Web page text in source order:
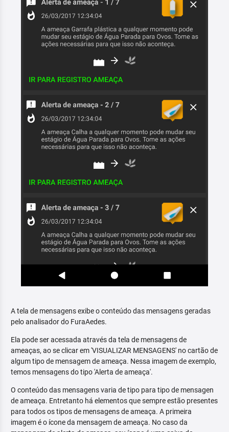
A tela de mensagens exibe o conteúdo das mensagens geradas
pelo analisador do FuraAedes.
Ela pode ser acessada através da tela de mensagens de
ameaças, ao se clicar em 'VISUALIZAR MENSAGENS' no cartão de
algum tipo de mensagem de ameaça. Nessa imagem de exemplo,
temos mensagens do tipo 'Alerta de ameaça'.
O conteúdo das mensagens varia de tipo para tipo de mensagen
de ameaça. Entretanto há elementos que sempre estão presentes
para todos os tipos de mensagens de ameaça. A primeira
imagem é o ícone da mensagem de ameaça. No caso da